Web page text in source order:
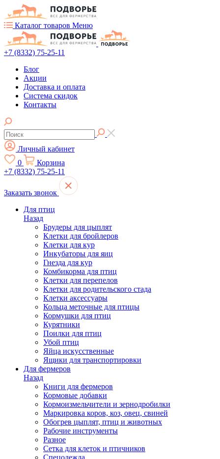
Каталог товаров Меню
+7 (8332) 75-25-11
Блог
Акции
Доставка и оплата
Система скидок
Контакты
Личный кабинет
0
Корзина
+7 (8332) 75-25-11
Заказать звонок
Для птиц
Назад
Брудеры для цыплят
Клетки для бройлеров
Клетки для кур
Инкубаторы для яиц
Гнезда для кур
Комбикорма для птиц
Клетки для перепелов
Клетки для родительского стада
Клетки аксессуары
Кольца меточные для птицы
Кормушки для птиц
Курятники
Поилки для птиц
Убой птиц
Яйца искусственные
Ящики для транспортировки
Для фермеров
Назад
Книги для фермеров
Кормовые добавки
Кормоизмельчители и зернодробилки
Маркировка коров, коз, овец, свиней
Обогрев цыплят, птиц и животных
Рабочие инструменты
Разное
Сетка для клеток и птичников
Спецодежда